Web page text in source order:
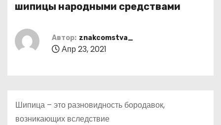
шипицы народными средствами
Автор: znakcomstva_
Апр 23, 2021
Шипица – это разновидность бородавок,
возникающих вследствие